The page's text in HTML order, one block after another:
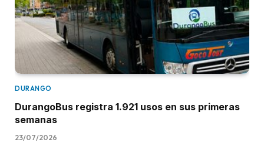
DURANGO
DurangoBus registra 1.921 usos en sus primeras
semanas
23/07/2026